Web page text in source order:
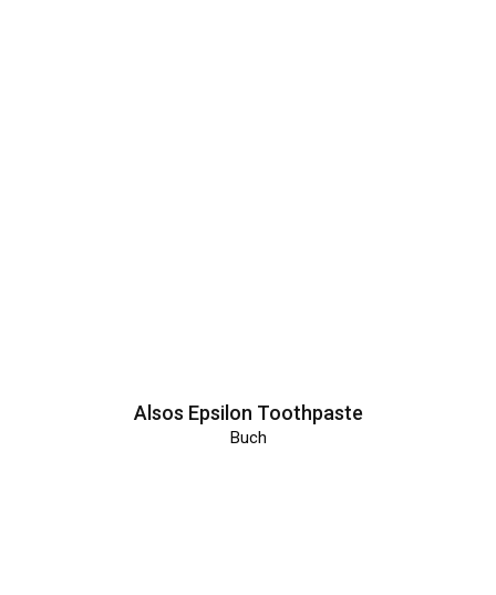
Alsos Epsilon Toothpaste
Buch